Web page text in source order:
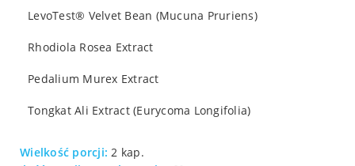
LevoTest® Velvet Bean (Mucuna Pruriens)
Rhodiola Rosea Extract
Pedalium Murex Extract
Tongkat Ali Extract (Eurycoma Longifolia)
Wielkość porcji: 2 kap.